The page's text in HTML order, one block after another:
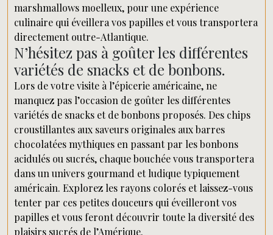
marshmallows moelleux, pour une expérience
culinaire qui éveillera vos papilles et vous transportera
directement outre-Atlantique.
N’hésitez pas à goûter les différentes
variétés de snacks et de bonbons.
Lors de votre visite à l’épicerie américaine, ne
manquez pas l’occasion de goûter les différentes
variétés de snacks et de bonbons proposés. Des chips
croustillantes aux saveurs originales aux barres
chocolatées mythiques en passant par les bonbons
acidulés ou sucrés, chaque bouchée vous transportera
dans un univers gourmand et ludique typiquement
américain. Explorez les rayons colorés et laissez-vous
tenter par ces petites douceurs qui éveilleront vos
papilles et vous feront découvrir toute la diversité des
plaisirs sucrés de l’Amérique.